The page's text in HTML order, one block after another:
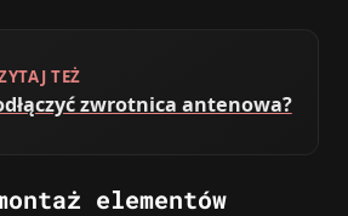
TEŻ
zwrotnica antenowa?
elementów